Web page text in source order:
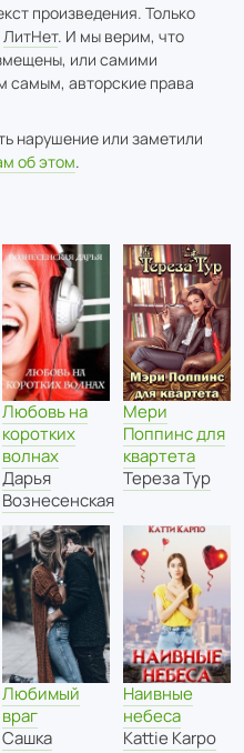
произведения. Только
ЛитНет. И мы верим, что
или самими
самым, авторские права
нарушение или заметили
об этом.
Любовь на
коротких
волнах
Дарья
Вознесенская
Мери
Поппинс для
квартета
Тереза Тур
Любимый
враг
Сашка
Наивные
небеса
Kattie Karpo